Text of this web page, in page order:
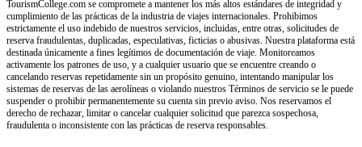
TourismCollege.com se compromete a mantener los más altos estándares de integridad y
cumplimiento de las prácticas de la industria de viajes internacionales. Prohibimos
estrictamente el uso indebido de nuestros servicios, incluidas, entre otras, solicitudes de
reserva fraudulentas, duplicadas, especulativas, ficticias o abusivas. Nuestra plataforma está
destinada únicamente a fines legítimos de documentación de viaje. Monitoreamos
activamente los patrones de uso, y a cualquier usuario que se encuentre creando o
cancelando reservas repetidamente sin un propósito genuino, intentando manipular los
sistemas de reservas de las aerolíneas o violando nuestros Términos de servicio se le puede
suspender o prohibir permanentemente su cuenta sin previo aviso. Nos reservamos el
derecho de rechazar, limitar o cancelar cualquier solicitud que parezca sospechosa,
fraudulenta o inconsistente con las prácticas de reserva responsables.